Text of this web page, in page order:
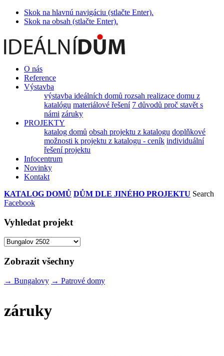
Skok na hlavnú navigáciu (stlačte Enter).
Skok na obsah (stlačte Enter).
O nás
Reference
Výstavba
výstavba ideálních domů rozsah realizace domu z
katalógu materiálové řešení 7 důvodů proč stavět s
námi záruky
PROJEKTY
katalog domů obsah projektu z katalogu doplňkové
možnosti k projektu z katalogu - ceník individuální
řešení projektu
Infocentrum
Novinky
Kontakt
KATALOG DOMŮ DŮM DLE JINÉHO PROJEKTU Search
Facebook
Vyhledat projekt
Zobrazit všechny
→ Bungalovy → Patrové domy
záruky